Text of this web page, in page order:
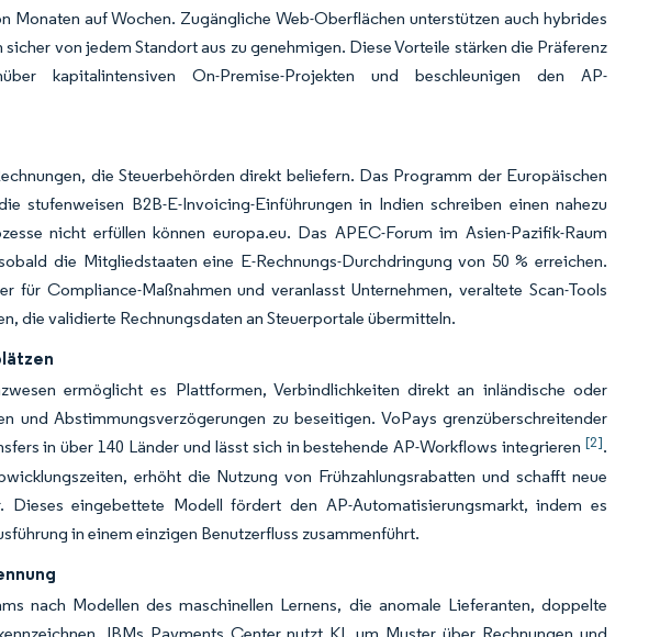
Monaten auf Wochen. Zugängliche Web-Oberflächen unterstützen auch hybrides
von jedem Standort aus zu genehmigen. Diese Vorteile stärken die Präferenz
kapitalintensiven On-Premise-Projekten und beschleunigen den AP-
die Steuerbehörden direkt beliefern. Das Programm der Europäischen
stufenweisen B2B-E-Invoicing-Einführungen in Indien schreiben einen nahezu
nicht erfüllen können europa.eu. Das APEC-Forum im Asien-Pazifik-Raum
die Mitgliedstaaten eine E-Rechnungs-Durchdringung von 50 % erreichen.
für Compliance-Maßnahmen und veranlasst Unternehmen, veraltete Scan-Tools
die validierte Rechnungsdaten an Steuerportale übermitteln.
ermöglicht es Plattformen, Verbindlichkeiten direkt an inländische oder
und Abstimmungsverzögerungen zu beseitigen. VoPays grenzüberschreitender
in über 140 Länder und lässt sich in bestehende AP-Workflows integrieren [2].
erhöht die Nutzung von Frühzahlungsrabatten und schafft neue
Dieses eingebettete Modell fördert den AP-Automatisierungsmarkt, indem es
in einem einzigen Benutzerfluss zusammenführt.
nach Modellen des maschinellen Lernens, die anomale Lieferanten, doppelte